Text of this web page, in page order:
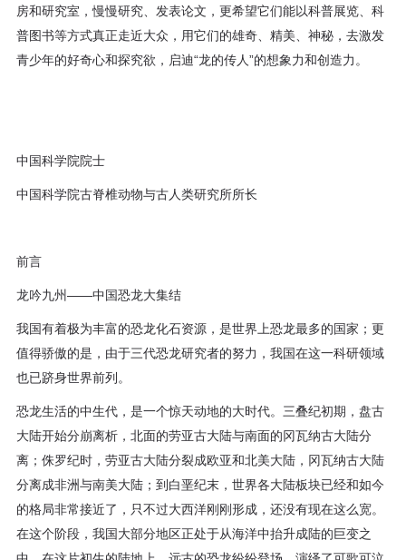
房和研究室，慢慢研究、发表论文，更希望它们能以科普展览、科
普图书等方式真正走近大众，用它们的雄奇、精美、神秘，去激发
青少年的好奇心和探究欲，启迪“龙的传人”的想象力和创造力。
中国科学院院士
中国科学院古脊椎动物与古人类研究所所长
前言
龙吟九州——中国恐龙大集结
我国有着极为丰富的恐龙化石资源，是世界上恐龙最多的国家；更
值得骄傲的是，由于三代恐龙研究者的努力，我国在这一科研领域
也已跻身世界前列。
恐龙生活的中生代，是一个惊天动地的大时代。三叠纪初期，盘古
大陆开始分崩离析，北面的劳亚古大陆与南面的冈瓦纳古大陆分
离；侏罗纪时，劳亚古大陆分裂成欧亚和北美大陆，冈瓦纳古大陆
分离成非洲与南美大陆；到白垩纪末，世界各大陆板块已经和如今
的格局非常接近了，只不过大西洋刚刚形成，还没有现在这么宽。
在这个阶段，我国大部分地区正处于从海洋中抬升成陆的巨变之